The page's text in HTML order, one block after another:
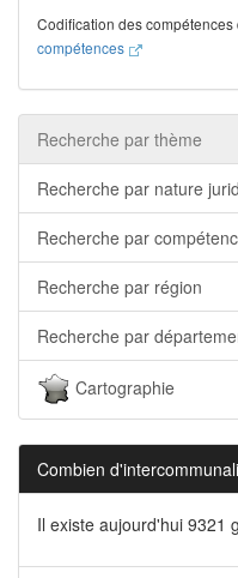
Codification des
compétences
Recherche par thème
Recherche par nature
Recherche par
Recherche par région
Recherche par
Cartographie
Combien
Il existe aujourd'hui 9321